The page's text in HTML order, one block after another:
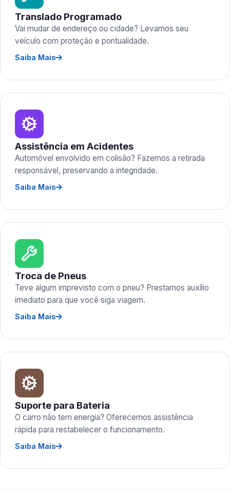
Translado Programado
Vai mudar de endereço ou cidade? Levamos seu
veículo com proteção e pontualidade.
Saiba Mais
Assistência em Acidentes
Automóvel envolvido em colisão? Fazemos a retirada
responsável, preservando a integridade.
Saiba Mais
Troca de Pneus
Teve algum imprevisto com o pneu? Prestamos auxílio
imediato para que você siga viagem.
Saiba Mais
Suporte para Bateria
O carro não tem energia? Oferecemos assistência
rápida para restabelecer o funcionamento.
Saiba Mais